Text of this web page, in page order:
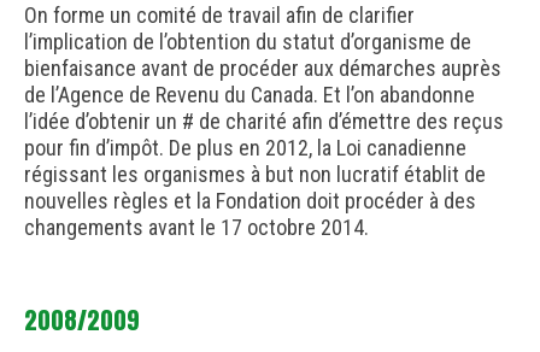
On forme un comité de travail afin de clarifier
l’implication de l’obtention du statut d’organisme de
bienfaisance avant de procéder aux démarches auprès
de l’Agence de Revenu du Canada. Et l’on abandonne
l’idée d’obtenir un # de charité afin d’émettre des reçus
pour fin d’impôt. De plus en 2012, la Loi canadienne
régissant les organismes à but non lucratif établit de
nouvelles règles et la Fondation doit procéder à des
changements avant le 17 octobre 2014.
2008/2009